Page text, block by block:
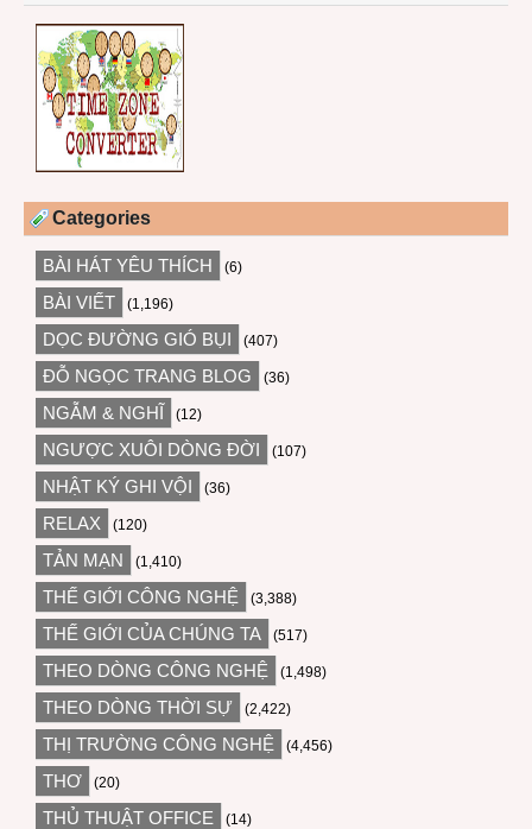
Categories
BÀI HÁT YÊU THÍCH (6)
BÀI VIẾT (1,196)
DỌC ĐƯỜNG GIÓ BỤI (407)
ĐỖ NGỌC TRANG BLOG (36)
NGẪM & NGHĨ (12)
NGƯỢC XUÔI DÒNG ĐỜI (107)
NHẬT KÝ GHI VỘI (36)
RELAX (120)
TẢN MẠN (1,410)
THẾ GIỚI CÔNG NGHỆ (3,388)
THẾ GIỚI CỦA CHÚNG TA (517)
THEO DÒNG CÔNG NGHỆ (1,498)
THEO DÒNG THỜI SỰ (2,422)
THỊ TRƯỜNG CÔNG NGHỆ (4,456)
THƠ (20)
THỦ THUẬT OFFICE (14)